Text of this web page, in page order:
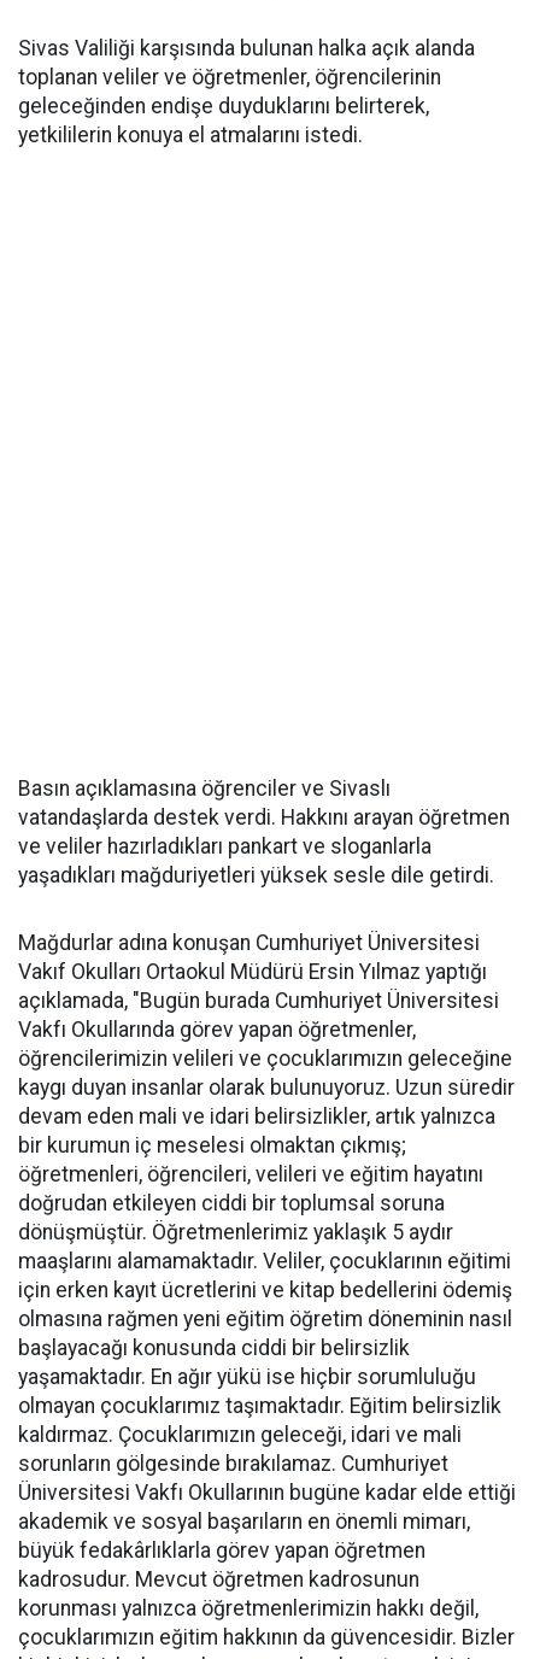
Sivas Valiliği karşısında bulunan halka açık alanda
toplanan veliler ve öğretmenler, öğrencilerinin
geleceğinden endişe duyduklarını belirterek,
yetkililerin konuya el atmalarını istedi.
Basın açıklamasına öğrenciler ve Sivaslı
vatandaşlarda destek verdi. Hakkını arayan öğretmen
ve veliler hazırladıkları pankart ve sloganlarla
yaşadıkları mağduriyetleri yüksek sesle dile getirdi.
Mağdurlar adına konuşan Cumhuriyet Üniversitesi
Vakıf Okulları Ortaokul Müdürü Ersin Yılmaz yaptığı
açıklamada, "Bugün burada Cumhuriyet Üniversitesi
Vakfı Okullarında görev yapan öğretmenler,
öğrencilerimizin velileri ve çocuklarımızın geleceğine
kaygı duyan insanlar olarak bulunuyoruz. Uzun süredir
devam eden mali ve idari belirsizlikler, artık yalnızca
bir kurumun iç meselesi olmaktan çıkmış;
öğretmenleri, öğrencileri, velileri ve eğitim hayatını
doğrudan etkileyen ciddi bir toplumsal soruna
dönüşmüştür. Öğretmenlerimiz yaklaşık 5 aydır
maaşlarını alamamaktadır. Veliler, çocuklarının eğitimi
için erken kayıt ücretlerini ve kitap bedellerini ödemiş
olmasına rağmen yeni eğitim öğretim döneminin nasıl
başlayacağı konusunda ciddi bir belirsizlik
yaşamaktadır. En ağır yükü ise hiçbir sorumluluğu
olmayan çocuklarımız taşımaktadır. Eğitim belirsizlik
kaldırmaz. Çocuklarımızın geleceği, idari ve mali
sorunların gölgesinde bırakılamaz. Cumhuriyet
Üniversitesi Vakfı Okullarının bugüne kadar elde ettiği
akademik ve sosyal başarıların en önemli mimarı,
büyük fedakârlıklarla görev yapan öğretmen
kadrosudur. Mevcut öğretmen kadrosunun
korunması yalnızca öğretmenlerimizin hakkı değil,
çocuklarımızın eğitim hakkının da güvencesidir. Bizler